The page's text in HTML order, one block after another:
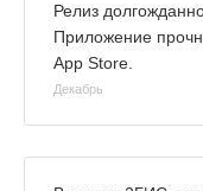
Релиз
Приложение
App Store.
Декабрь